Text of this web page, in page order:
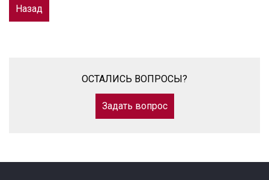
Назад
ОСТАЛИСЬ ВОПРОСЫ?
Задать вопрос